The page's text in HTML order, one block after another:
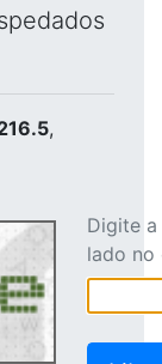
,
Digite
lado no